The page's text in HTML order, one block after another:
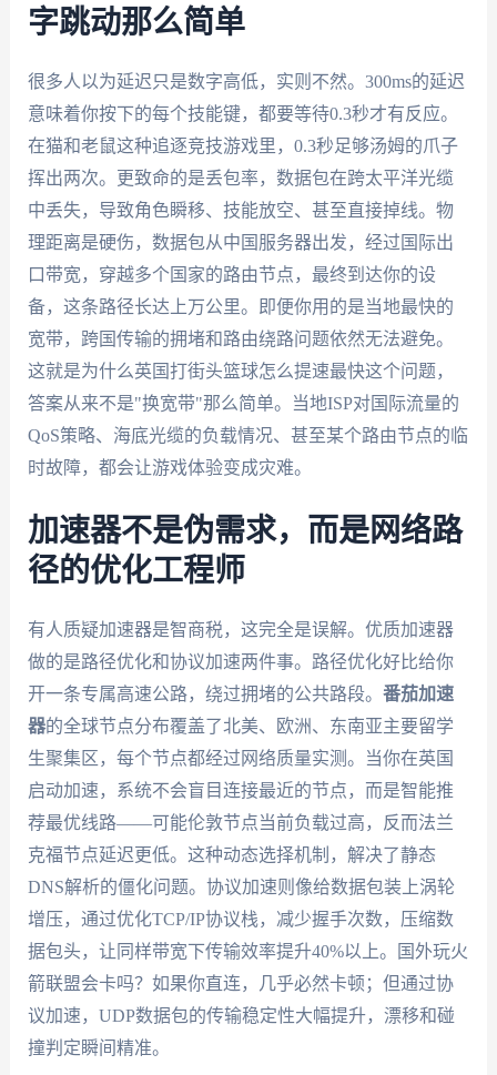
字跳动那么简单
很多人以为延迟只是数字高低，实则不然。300ms的延迟
意味着你按下的每个技能键，都要等待0.3秒才有反应。
在猫和老鼠这种追逐竞技游戏里，0.3秒足够汤姆的爪子
挥出两次。更致命的是丢包率，数据包在跨太平洋光缆
中丢失，导致角色瞬移、技能放空、甚至直接掉线。物
理距离是硬伤，数据包从中国服务器出发，经过国际出
口带宽，穿越多个国家的路由节点，最终到达你的设
备，这条路径长达上万公里。即便你用的是当地最快的
宽带，跨国传输的拥堵和路由绕路问题依然无法避免。
这就是为什么英国打街头篮球怎么提速最快这个问题，
答案从来不是"换宽带"那么简单。当地ISP对国际流量的
QoS策略、海底光缆的负载情况、甚至某个路由节点的临
时故障，都会让游戏体验变成灾难。
加速器不是伪需求，而是网络路
径的优化工程师
有人质疑加速器是智商税，这完全是误解。优质加速器
做的是路径优化和协议加速两件事。路径优化好比给你
开一条专属高速公路，绕过拥堵的公共路段。 番茄加速
器的全球节点分布覆盖了北美、欧洲、东南亚主要留学
生聚集区，每个节点都经过网络质量实测。当你在英国
启动加速，系统不会盲目连接最近的节点，而是智能推
荐最优线路——可能伦敦节点当前负载过高，反而法兰
克福节点延迟更低。这种动态选择机制，解决了静态
DNS解析的僵化问题。协议加速则像给数据包装上涡轮
增压，通过优化TCP/IP协议栈，减少握手次数，压缩数
据包头，让同样带宽下传输效率提升40%以上。国外玩火
箭联盟会卡吗？如果你直连，几乎必然卡顿；但通过协
议加速，UDP数据包的传输稳定性大幅提升，漂移和碰
撞判定瞬间精准。